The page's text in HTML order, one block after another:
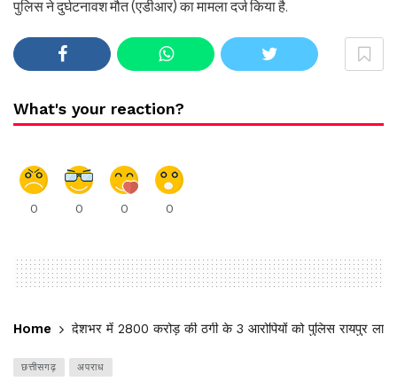
पुलिस ने दुर्घटनावश मौत (एडीआर) का मामला दर्ज किया है.
What's your reaction?
0 0 0 0
Home देशभर में 2800 करोड़ की ठगी के 3 आरोपियों को पुलिस रायपुर
छत्तीसगढ़ अपराध